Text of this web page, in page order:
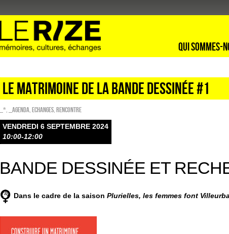
Qui sommes-
LE MATRIMOINE DE LA BANDE DESSINÉE #1
_* _Agenda ECHANGES Rencontre
VENDREDI 6 SEPTEMBRE 2024
10:00-12:00
BANDE DESSINÉE ET
Dans le cadre de la saison Plurielles, les femmes font